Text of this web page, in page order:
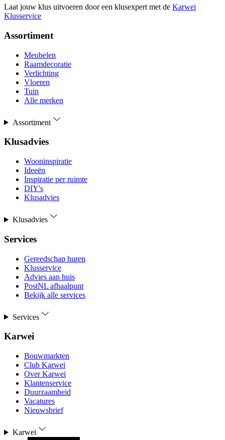
Laat jouw klus uitvoeren door een klusexpert met de Karwei
Klusservice
Assortiment
Meubelen
Raamdecoratie
Verlichting
Vloeren
Tuin
Alle merken
Assortiment
Klusadvies
Wooninspiratie
Ideeën
Inspiratie per ruimte
DIY's
Klusadvies
Klusadvies
Services
Gereedschap huren
Klusservice
Advies aan huis
PostNL afhaalpunt
Bekijk alle services
Services
Karwei
Bouwmarkten
Club Karwei
Over Karwei
Klantenservice
Duurzaamheid
Vacatures
Nieuwsbrief
Karwei